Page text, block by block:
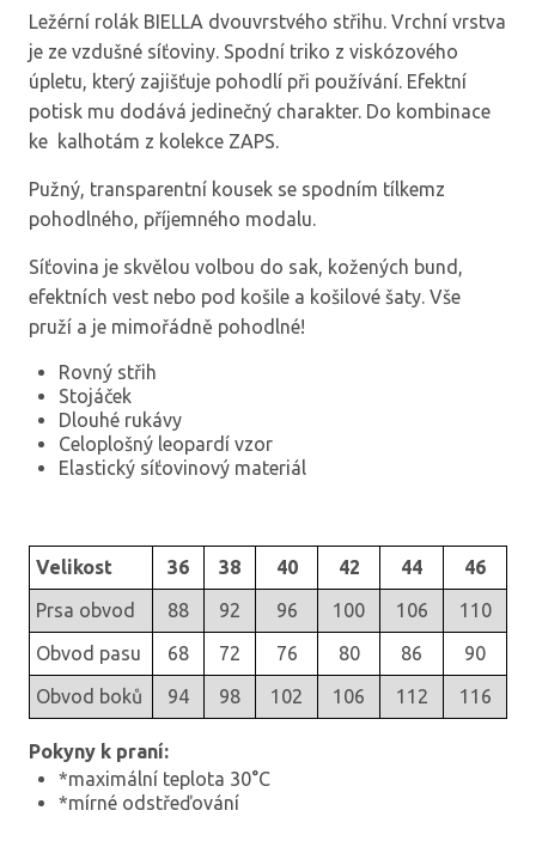
Ležérní rolák BIELLA dvouvrstvého střihu. Vrchní vrstva
je ze vzdušné síťoviny. Spodní triko z viskózového
úpletu, který zajišťuje pohodlí při používání. Efektní
potisk mu dodává jedinečný charakter. Do kombinace
ke kalhotám z kolekce ZAPS.
Pužný, transparentní kousek se spodním tílkemz
pohodlného, příjemného modalu.
Síťovina je skvělou volbou do sak, kožených bund,
efektních vest nebo pod košile a košilové šaty. Vše
pruží a je mimořádně pohodlné!
Rovný střih
Stojáček
Dlouhé rukávy
Celoplošný leopardí vzor
Elastický síťovinový materiál
Velikost 36 38 40 42 44
46
Prsa obvod
88 92 96 100 106
110
Obvod pasu
68 72 76 80 86
90
Obvod boků
94 98 102 106 112 116
Pokyny k praní:
*maximální teplota 30°C
*mírné odstřeďování